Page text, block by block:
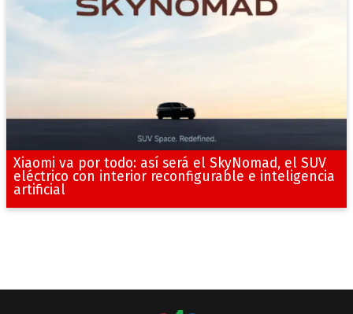
Xiaomi va por todo: así será el SkyNomad, el SUV
eléctrico con interior reconfigurable e inteligencia
artificial